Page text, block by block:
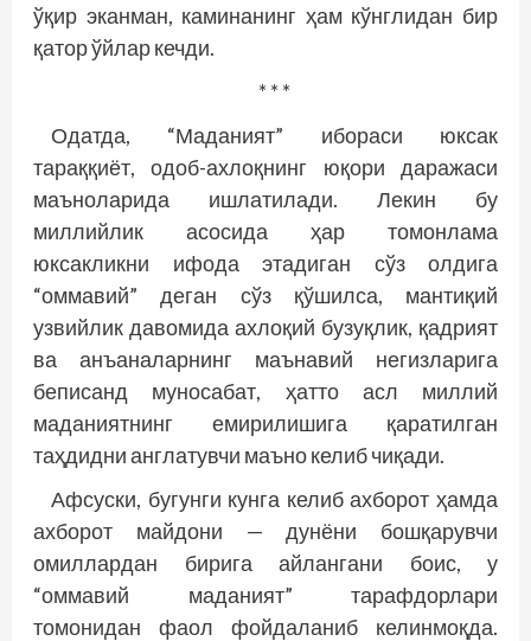
ўқир эканман, каминанинг ҳам кўнглидан бир
қатор ўйлар кечди.
* * *
Одатда, “Маданият” ибораси юксак
тараққиёт, одоб-ахлоқнинг юқори даражаси
маъноларида ишлатилади. Лекин бу
миллийлик асосида ҳар томонлама
юксакликни ифода этадиган сўз олдига
“оммавий” деган сўз қўшилса, мантиқий
узвийлик давомида ахлоқий бузуқлик, қадрият
ва анъаналарнинг маънавий негизларига
беписанд муносабат, ҳатто асл миллий
маданиятнинг емирилишига қаратилган
таҳдидни англатувчи маъно келиб чиқади.
Афсуски, бугунги кунга келиб ахборот ҳамда
ахборот майдони — дунёни бошқарувчи
омиллардан бирига айлангани боис, у
“оммавий маданият” тарафдорлари
томонидан фаол фойдаланиб келинмоқда.